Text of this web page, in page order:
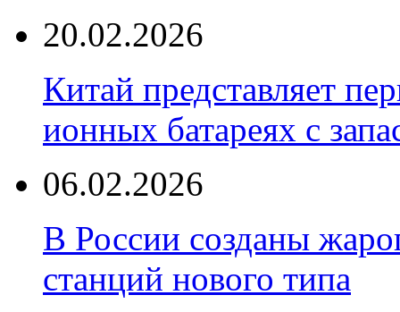
20.02.2026
Китай представляет
ионных батареях с
06.02.2026
В России созданы
станций нового типа